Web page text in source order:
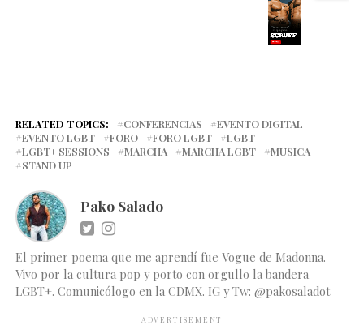
RELATED TOPICS: CONFERENCIAS
EVENTO DIGITAL
EVENTO LGBT
FORO FORO LGBT
LGBT
LGBT+ SESSIONS
MARCHA MARCHA LGBT
MUSICA
STAND UP
Pako Salado
El primer poema que me aprendí fue Vogue de Madonna.
Vivo por la cultura pop y porto con orgullo la bandera
LGBT+. Comunicólogo en la CDMX. IG y Tw: @pakosaladot
ADVERTISEMENT